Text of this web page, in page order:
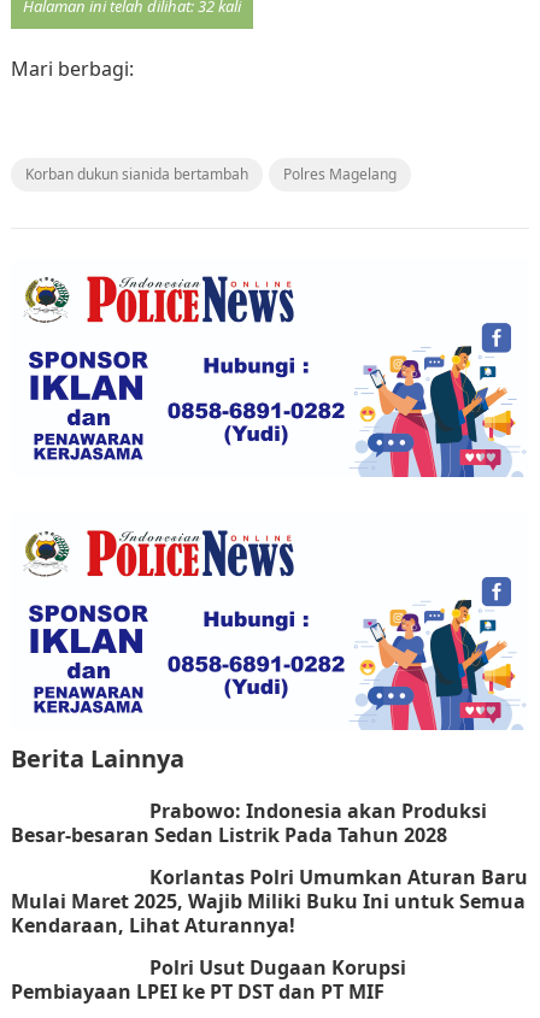
Halaman ini telah dilihat: 32 kali
Mari berbagi:
Korban dukun sianida bertambah Polres Magelang
Berita Lainnya
Prabowo: Indonesia akan Produksi
Besar-besaran Sedan Listrik Pada Tahun 2028
Korlantas Polri Umumkan Aturan Baru
Mulai Maret 2025, Wajib Miliki Buku Ini untuk Semua
Kendaraan, Lihat Aturannya!
Polri Usut Dugaan Korupsi
Pembiayaan LPEI ke PT DST dan PT MIF